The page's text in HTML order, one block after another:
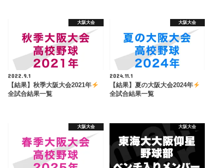
大阪大会
2022.9.1
【結果】秋季大阪大会2021年
全試合結果一覧
大阪大会
2024.11.1
【結果】夏の大阪大会2024年
全試合結果一覧
大阪大会 大阪大会